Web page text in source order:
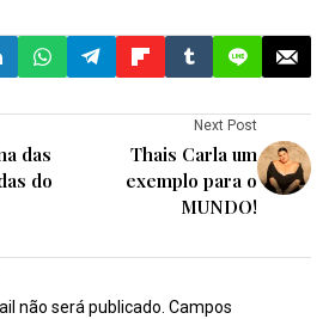
das
do
Next Post
Thais Carla um
exemplo para o
MUNDO!
não será publicado. Campos